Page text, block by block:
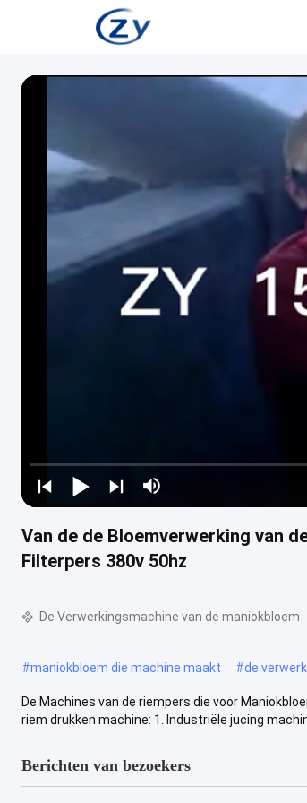
Van de de Bloemverwerking van
Filterpers 380v 50hz
De Verwerkingsmachine van de maniokbloem
#maniokbloem die machine maakt #de
De Machines van de riempers die voor
riem drukken machine: 1. Industriële jucing
Berichten van bezoekers